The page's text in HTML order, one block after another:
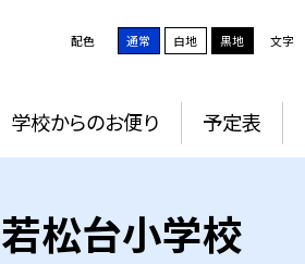
配色 通常 白地 黒地 文字
学校からのお便り 予定表
松台小学校